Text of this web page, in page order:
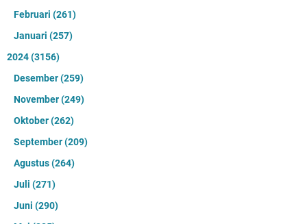
Februari (261)
Januari (257)
2024(3156)
Desember(259)
November(249)
Oktober(262)
September(209)
Agustus(264)
Juli (271)
Juni (290)